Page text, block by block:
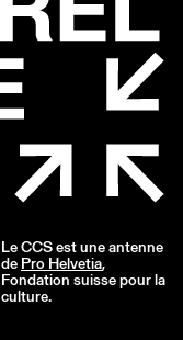
Le CCS est une antenne
de Pro Helvetia,
Fondation suisse pour la
culture.